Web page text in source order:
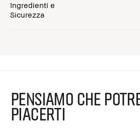
Ingredienti e
Sicurezza
PENSIAMO CHE
PIACERTI